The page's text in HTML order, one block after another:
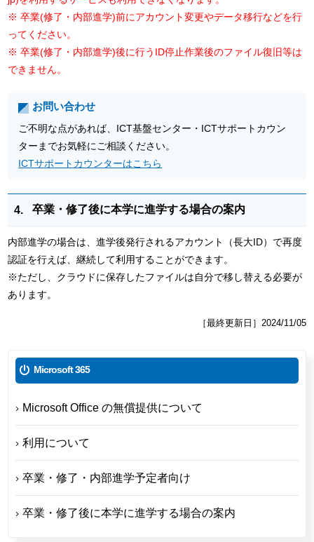
Microsoft 365
Microsoft Office の無償提供について
利用について
卒業・修了・内部進学予定者向け
卒業・修了後に本学に進学する場合の案内
※ 卒業(修了・内部進学)前にアカウント変更やデータ移行などを行
ってください。
※ 卒業(修了・内部進学)後に行うID停止作業後のファイル復旧等は
できません。
お問い合わせ
ご不明な点があれば、ICT基盤センター・ICTサポートカウン
ターまでお気軽にご相談ください。
ICTサポートカウンターはこちら
卒業・修了後に本学に進学する場合の案内
内部進学の場合は、進学後発行されるアカウント（長大ID）で再度
認証を行えば、継続して利用することができます。
※ただし、クラウドに保存したファイルは自分で移し替える必要が
あります。
［最終更新日］2024/11/05